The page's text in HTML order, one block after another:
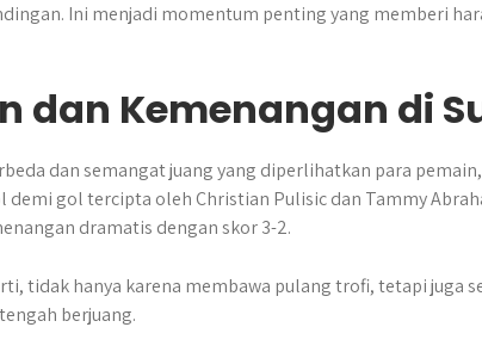
Ini menjadi momentum penting yang memberi
dan Kemenangan di
dan semangat juang yang diperlihatkan para
demi gol tercipta oleh Christian Pulisic dan Tammy
dramatis dengan skor 3-2.
tidak hanya karena membawa pulang trofi, tetapi juga
berjuang.